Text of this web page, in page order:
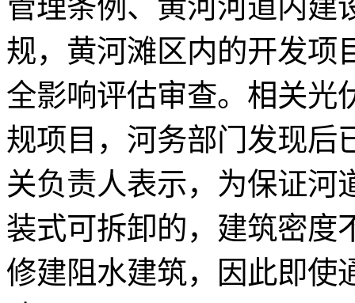
管理条例、黄河河道内建
规，黄河滩区内的开发项
全影响评估审查。相关光
规项目，河务部门发现后
关负责人表示，为保证河
装式可拆卸的，建筑密度
修建阻水建筑，因此即使